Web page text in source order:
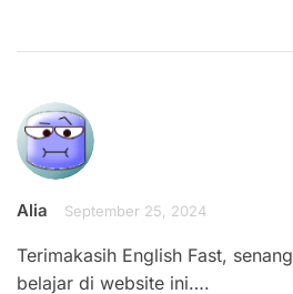
Alia September 25, 2024
Terimakasih English Fast, senang
belajar di website ini….